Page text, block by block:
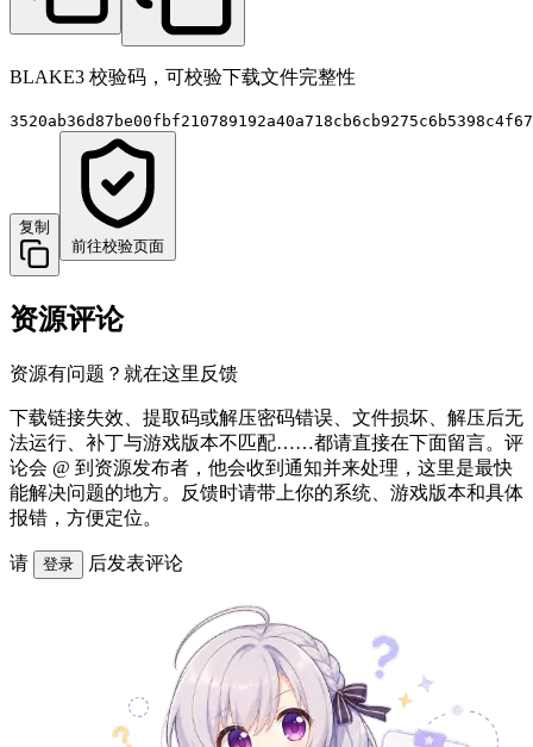
BLAKE3 校验码，可校验下载文件完整性
复制
前往校验页面
资源评论
资源有问题？就在这里反馈
下载链接失效、提取码或解压密码错误、文件损坏、解压后无
法运行、补丁与游戏版本不匹配……都请直接在下面留言。评
论会 @ 到资源发布者，他会收到通知并来处理，这里是最快
能解决问题的地方。反馈时请带上你的系统、游戏版本和具体
报错，方便定位。
请 登录 后发表评论